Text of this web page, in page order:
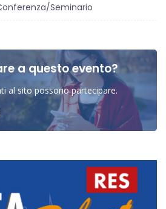
Seminario
a questo evento?
al sito possono partecipare.